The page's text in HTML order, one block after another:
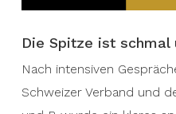
Die Spitze ist
Nach intensiven
Schweizer Verband und